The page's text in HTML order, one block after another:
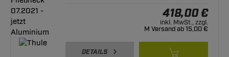
418,00 €
inkl. MwSt., zzgl.
M Versand ab 15,00 €
DETAILS